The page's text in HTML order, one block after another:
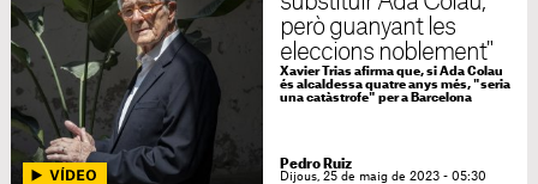
però guanyant les
eleccions noblement"
Xavier Trias afirma que, si Ada Colau
és alcaldessa quatre anys més, "seria
una catàstrofe" per a Barcelona
Pedro Ruiz
Dijous, 25 de maig de 2023 - 05:30